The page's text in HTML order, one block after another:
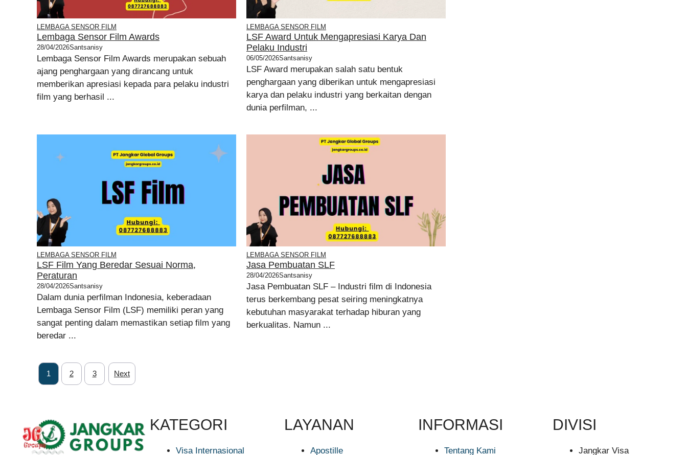
LEMBAGA SENSOR FILM
Lembaga Sensor Film Awards
28/04/2026Santsanisy
Lembaga Sensor Film Awards merupakan sebuah
ajang penghargaan yang dirancang untuk
memberikan apresiasi kepada para pelaku industri
film yang berhasil ...
LEMBAGA SENSOR FILM
LSF Award Untuk Mengapresiasi Karya Dan
Pelaku Industri
06/05/2026Santsanisy
LSF Award merupakan salah satu bentuk
penghargaan yang diberikan untuk mengapresiasi
karya dan pelaku industri yang berkaitan dengan
dunia perfilman, ...
LEMBAGA SENSOR FILM
LSF Film Yang Beredar Sesuai Norma,
Peraturan
28/04/2026Santsanisy
Dalam dunia perfilman Indonesia, keberadaan
Lembaga Sensor Film (LSF) memiliki peran yang
sangat penting dalam memastikan setiap film yang
beredar ...
LEMBAGA SENSOR FILM
Jasa Pembuatan SLF
28/04/2026Santsanisy
Jasa Pembuatan SLF – Industri film di Indonesia
terus berkembang pesat seiring meningkatnya
kebutuhan masyarakat terhadap hiburan yang
berkualitas. Namun ...
1 2 3 Next
KATEGORI
Visa Internasional
LAYANAN
Apostille
INFORMASI
Tentang Kami
DIVISI
Jangkar Visa